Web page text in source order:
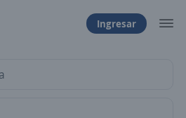
Ingresar